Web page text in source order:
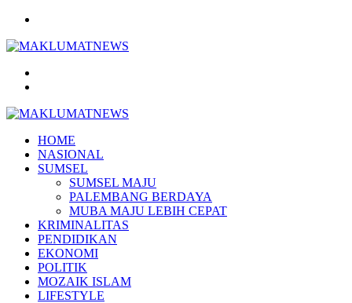
HOME
NASIONAL
SUMSEL
SUMSEL MAJU
PALEMBANG BERDAYA
MUBA MAJU LEBIH CEPAT
KRIMINALITAS
PENDIDIKAN
EKONOMI
POLITIK
MOZAIK ISLAM
LIFESTYLE